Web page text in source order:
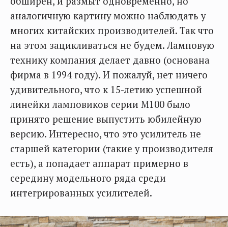
аналогичную картину можно наблюдать у
многих китайских производителей. Так что
на этом зацикливаться не будем. Ламповую
технику компания делает давно (основана
фирма в 1994 году). И пожалуй, нет ничего
удивительного, что к 15-летию успешной
линейки ламповиков серии M100 было
принято решение выпустить юбилейную
версию. Интересно, что это усилитель не
старшей категории (такие у производителя
есть), а попадает аппарат примерно в
середину модельного ряда среди
интегрированных усилителей.